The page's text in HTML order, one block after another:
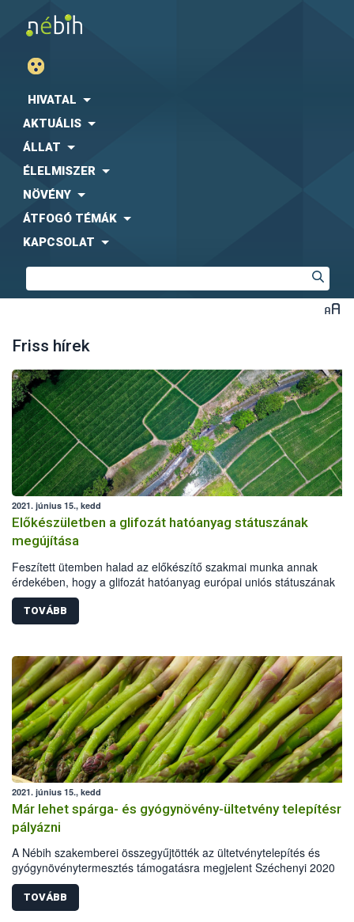
HIVATAL
AKTUÁLIS
ÁLLAT
ÉLELMISZER
NÖVÉNY
ÁTFOGÓ TÉMÁK
KAPCSOLAT
Friss hírek
2021. június 15., kedd
Előkészületben a glifozát hatóanyag státuszának
megújítása
Feszített ütemben halad az előkészítő szakmai munka annak
érdekében, hogy a glifozát hatóanyag európai uniós státuszának
megújításáról időben döntés születhessen. A négy előkészítő
határidőre elkészítette jelentéstervezetét, melyben, az eddigi
tudományos adatok alapján, a hatóanyag megújítására tettek
TOVÁBB
2021. június 15., kedd
Már lehet spárga- és gyógynövény-ültetvény telepítésre
pályázni
A Nébih szakemberei összegyűjtötték az ültetvénytelepítés és
gyógynövénytermesztés támogatásra megjelent Széchenyi 2020
pályázat benyújtásához a spárga- és gyógynövény
és igazolásokról szóló legfontosabb tudnivalókat, a teljesség igénye
nélkül.
TOVÁBB